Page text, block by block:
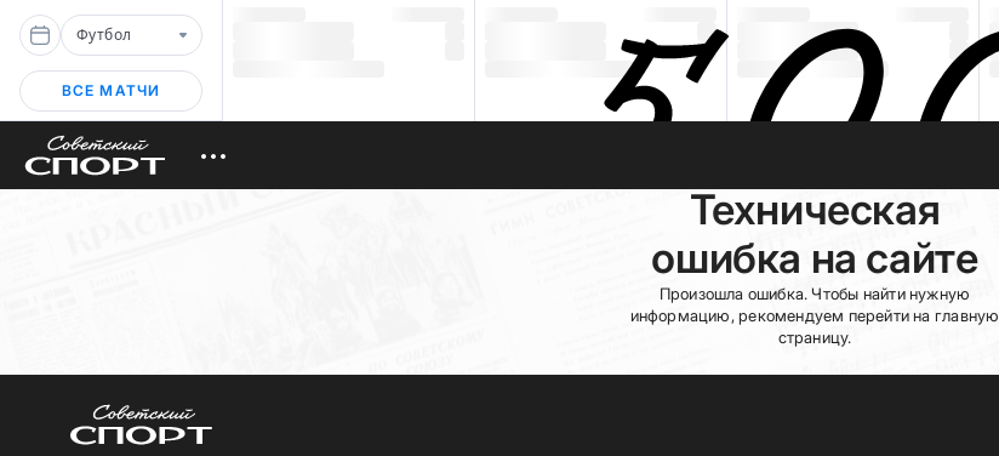
Футбол
ВСЕ МАТЧИ
Техническая
ошибка на сайте
Произошла ошибка. Чтобы найти нужную
информацию, рекомендуем перейти на главную
страницу.